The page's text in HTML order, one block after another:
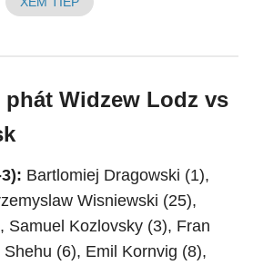
Widzew Lodz vs
Bartlomiej Dragowski (1),
Wisniewski (25),
Samuel Kozlovsky (3), Fran
(6), Emil Kornvig (8),